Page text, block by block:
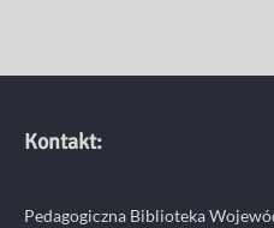
Kontakt:
Pedagogiczna Biblioteka